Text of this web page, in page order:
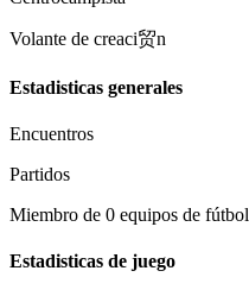
Volante de creaci贸n
Estadisticas generales
Encuentros
Partidos
Miembro de 0 equipos de fútbol
Estadisticas de juego